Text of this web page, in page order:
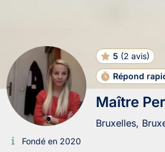
5 (2 avis)
Répond
Maître
Bruxelles,
Fondé en 2020